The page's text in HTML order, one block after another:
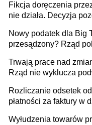
budynków i lokali
prowadzeniem
Fikcja doręczenia
nie działa. Decyzja
Nowy podatek dla Big
przesądzony? Rząd
Trwają prace nad
Rząd nie wyklucza
Rozliczanie odsetek
płatności za faktury w
Wyłudzenia towarów